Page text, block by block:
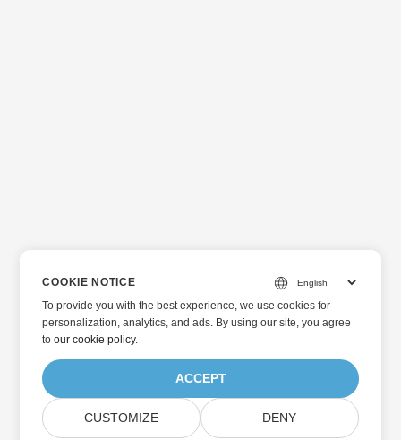
COOKIE NOTICE
To provide you with the best experience, we use cookies for
personalization, analytics, and ads. By using our site, you agree
toour cookie policy.
ACCEPT
CUSTOMIZE DENY